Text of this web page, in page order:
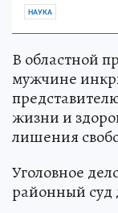
НАУКА
В областной
мужчине
жизни и
лишения
Уголовное
районный суд